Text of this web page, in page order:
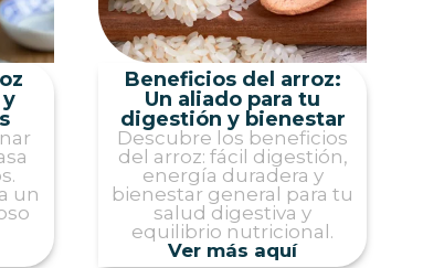
un
Beneficios del arroz:
Un aliado para tu
digestión y bienestar
Descubre los beneficios
del arroz: fácil digestión,
energía duradera y
bienestar general para tu
salud digestiva y
equilibrio nutricional.
Ver más aquí